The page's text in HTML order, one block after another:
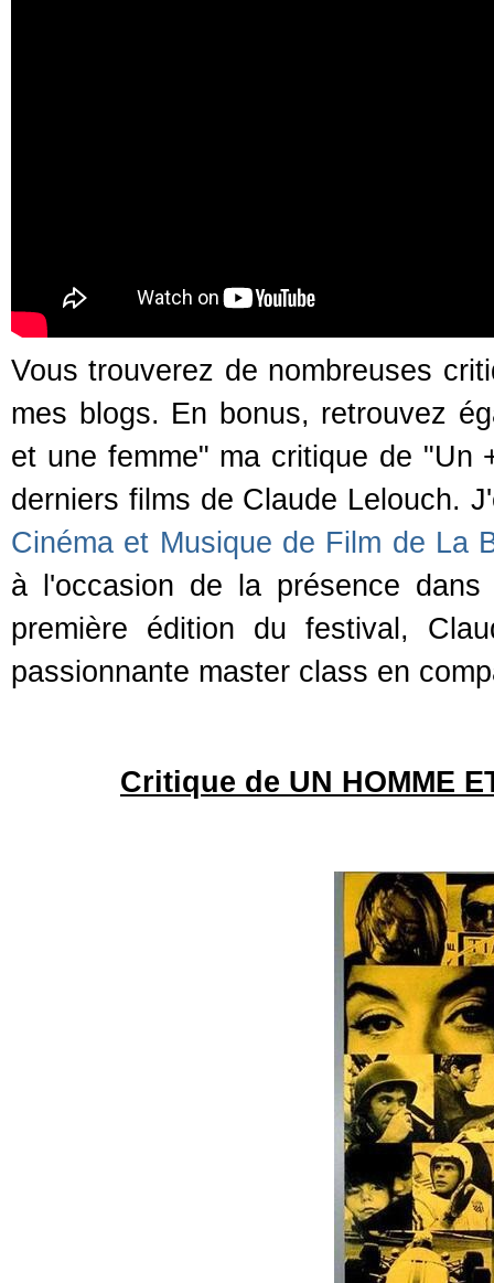
Vous trouverez de nombreuses
mes blogs. En bonus, retrouvez
et une femme" ma critique de
derniers films de Claude Lelouch.
Cinéma et Musique de Film de La
à l'occasion de la présence
première édition du festival,
passionnante master class en
Critique de UN HOMME